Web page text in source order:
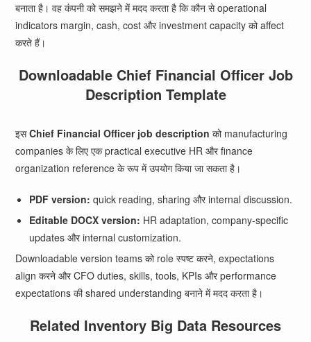
बनाता है। वह कंपनी को समझने में मदद करता है कि कौन से operational
indicators margin, cash, cost और investment capacity को affect
करते हैं।
Downloadable Chief Financial Officer Job
Description Template
इसChief Financial Officer job description को manufacturing
companies के लिए एक practical executive HR और finance
organization reference के रूप में उपयोग किया जा सकता है।
PDF version: quick reading, sharing और internal discussion.
Editable DOCX version: HR adaptation, company-specific
updates और internal customization.
Downloadable version teams को role स्पष्ट करने, expectations
align करने और CFO duties, skills, tools, KPIs और performance
expectations की shared understanding बनाने में मदद करता है।
Related Inventory Big Data Resources